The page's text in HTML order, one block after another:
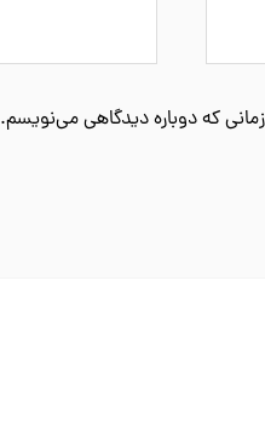
که دوباره دیدگاهی می‌نویسم.